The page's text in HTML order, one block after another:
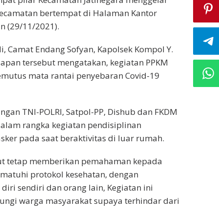
bertempat di Halaman Kantor
(29/11/2021).
Endang Sofyan, Kapolsek Kompol Y.
tersebut mengatakan, kegiatan PPKM
mata rantai penyebaran Covid-19
TNI-POLRI, Satpol-PP, Dishub dan FKDM
rangka kegiatan pendisiplinan
pada saat beraktivitas di luar rumah.
tetap memberikan pemahaman kepada
protokol kesehatan, dengan
sendiri dan orang lain, Kegiatan ini
warga masyarakat supaya terhindar dari